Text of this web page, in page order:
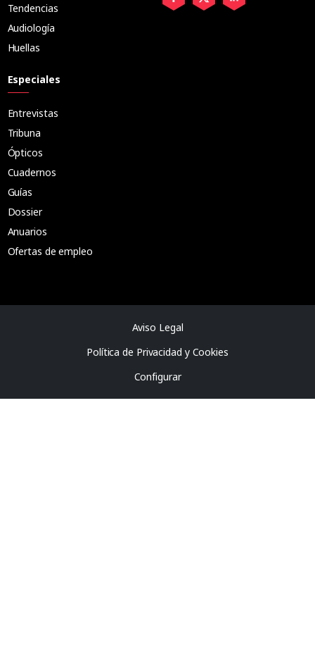
Tendencias
Audiología
Huellas
Especiales
Entrevistas
Tribuna
Ópticos
Cuadernos
Guías
Dossier
Anuarios
Ofertas de empleo
Aviso Legal
Política de Privacidad y Cookies
Configurar